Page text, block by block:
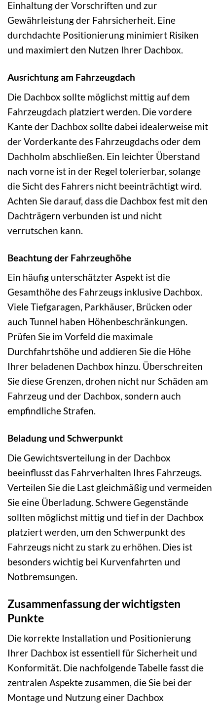
Einhaltung der Vorschriften und zur
Gewährleistung der Fahrsicherheit. Eine
durchdachte Positionierung minimiert Risiken
und maximiert den Nutzen Ihrer Dachbox.
Ausrichtung am Fahrzeugdach
Die Dachbox sollte möglichst mittig auf dem
Fahrzeugdach platziert werden. Die vordere
Kante der Dachbox sollte dabei idealerweise mit
der Vorderkante des Fahrzeugdachs oder dem
Dachholm abschließen. Ein leichter Überstand
nach vorne ist in der Regel tolerierbar, solange
die Sicht des Fahrers nicht beeinträchtigt wird.
Achten Sie darauf, dass die Dachbox fest mit den
Dachträgern verbunden ist und nicht
verrutschen kann.
Beachtung der Fahrzeughöhe
Ein häufig unterschätzter Aspekt ist die
Gesamthöhe des Fahrzeugs inklusive Dachbox.
Viele Tiefgaragen, Parkhäuser, Brücken oder
auch Tunnel haben Höhenbeschränkungen.
Prüfen Sie im Vorfeld die maximale
Durchfahrtshöhe und addieren Sie die Höhe
Ihrer beladenen Dachbox hinzu. Überschreiten
Sie diese Grenzen, drohen nicht nur Schäden am
Fahrzeug und der Dachbox, sondern auch
empfindliche Strafen.
Beladung und Schwerpunkt
Die Gewichtsverteilung in der Dachbox
beeinflusst das Fahrverhalten Ihres Fahrzeugs.
Verteilen Sie die Last gleichmäßig und vermeiden
Sie eine Überladung. Schwere Gegenstände
sollten möglichst mittig und tief in der Dachbox
platziert werden, um den Schwerpunkt des
Fahrzeugs nicht zu stark zu erhöhen. Dies ist
besonders wichtig bei Kurvenfahrten und
Notbremsungen.
Zusammenfassung der wichtigsten
Punkte
Die korrekte Installation und Positionierung
Ihrer Dachbox ist essentiell für Sicherheit und
Konformität. Die nachfolgende Tabelle fasst die
zentralen Aspekte zusammen, die Sie bei der
Montage und Nutzung einer Dachbox